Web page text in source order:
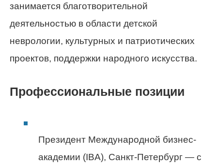
занимается благотворительной
деятельностью в области детской
неврологии, культурных и патриотических
проектов, поддержки народного искусства.
Профессиональные позиции
Президент Международной бизнес-
академии (IBA), Санкт-Петербург — с